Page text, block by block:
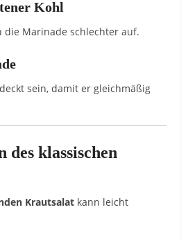
Kohl
die Marinadeschlechterauf.
sein,damitergleichmäßig
desklassischen
Krautsalat kann leicht